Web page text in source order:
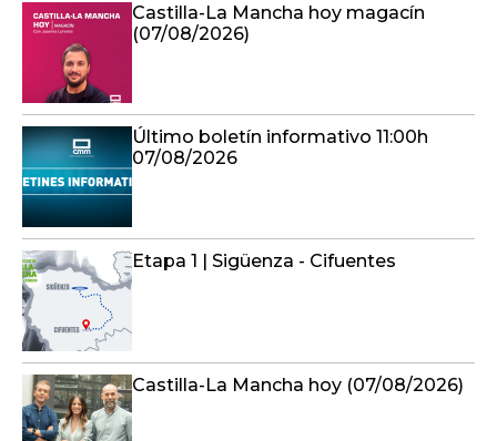
Castilla-La Mancha hoy magacín
(07/08/2026)
Último boletín informativo 11:00h
07/08/2026
Etapa 1 | Sigüenza - Cifuentes
Castilla-La Mancha hoy (07/08/2026)